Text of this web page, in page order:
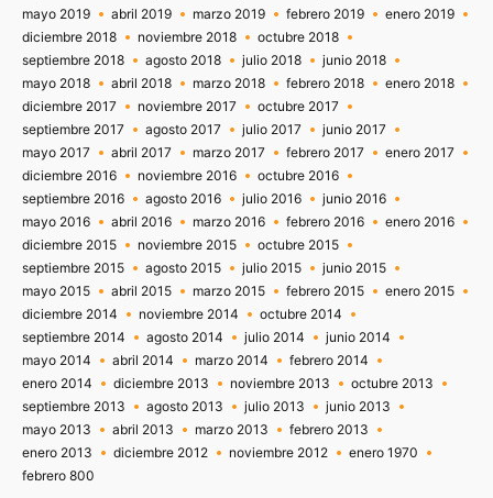
mayo 2019
abril 2019 marzo 2019 febrero 2019
enero 2019
diciembre 2018
noviembre 2018
octubre 2018
septiembre 2018
agosto 2018 julio 2018
junio 2018
mayo 2018
abril 2018 marzo 2018 febrero 2018
enero 2018
diciembre 2017
noviembre 2017
octubre 2017
septiembre 2017
agosto 2017 julio 2017
junio 2017
mayo 2017
abril 2017 marzo 2017 febrero 2017
enero 2017
diciembre 2016
noviembre 2016
octubre 2016
septiembre 2016
agosto 2016 julio 2016
junio 2016
mayo 2016
abril 2016 marzo 2016 febrero 2016
enero 2016
diciembre 2015
noviembre 2015
octubre 2015
septiembre 2015
agosto 2015 julio 2015
junio 2015
mayo 2015
abril 2015 marzo 2015 febrero 2015
enero 2015
diciembre 2014
noviembre 2014
octubre 2014
septiembre 2014
agosto 2014 julio 2014
junio 2014
mayo 2014
abril 2014 marzo 2014
febrero 2014
enero 2014
diciembre 2013 noviembre 2013
octubre 2013
septiembre 2013
agosto 2013 julio 2013
junio 2013
mayo 2013
abril 2013 marzo 2013
febrero 2013
enero 2013
diciembre 2012 noviembre 2012
enero 1970
febrero 800